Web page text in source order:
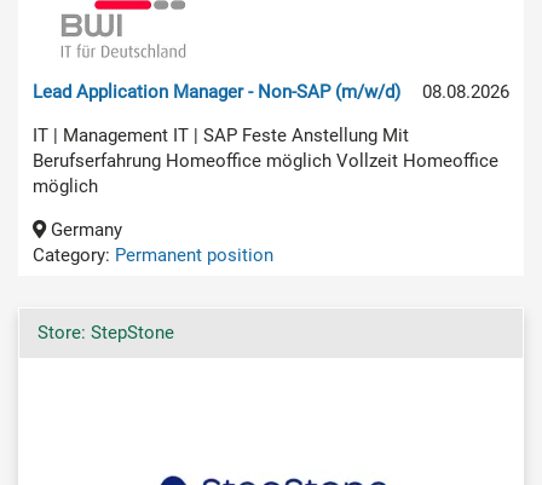
08.08.2026
Lead Application Manager - Non-SAP (m/w/d)
IT | Management IT | SAP Feste Anstellung Mit
Berufserfahrung Homeoffice möglich Vollzeit Homeoffice
möglich
Germany
Category: Permanent position
Store: StepStone